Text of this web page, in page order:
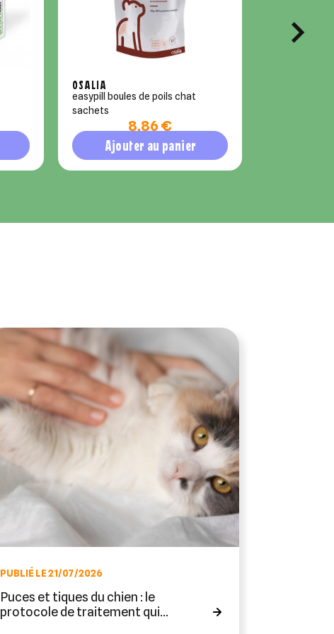
OSALIA
easypill boules de poils chat
sachets
8,86 €
Ajouter au panier
PUBLIÉ LE 21/07/2026
Puces et tiques du chien : le
protocole de traitement qui